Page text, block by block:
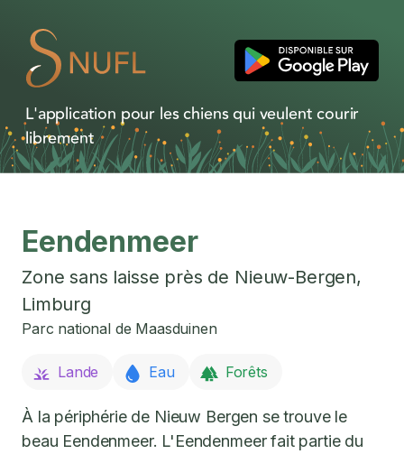
L'application pour les chiens qui veulent courir
librement
Eendenmeer
Zone sans laisse près de Nieuw-Bergen,
Limburg
Parc national de Maasduinen
Lande Eau Forêts
À la périphérie de Nieuw Bergen se trouve le
beau Eendenmeer. L'Eendenmeer fait partie du